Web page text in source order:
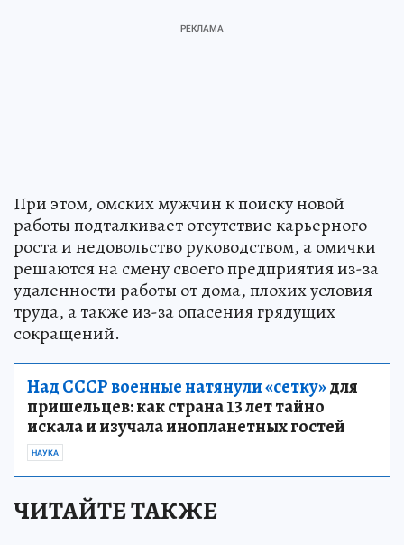
При этом, омских мужчин к поиску новой
работы подталкивает отсутствие карьерного
роста и недовольство руководством, а омички
решаются на смену своего предприятия из-за
удаленности работы от дома, плохих условия
труда, а также из-за опасения грядущих
сокращений.
Над СССР военные натянули «сетку»для
пришельцев: как страна 13 лет тайно
искала и изучала инопланетных гостей
НАУКА
ЧИТАЙТЕ ТАКЖЕ